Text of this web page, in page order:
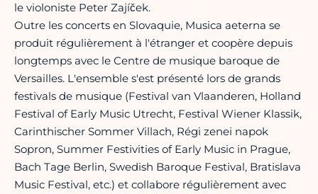
le violoniste Peter Zajíček.
Outre les concerts en Slovaquie, Musica aeterna se
produit régulièrement à l'étranger et coopère depuis
longtemps avec le Centre de musique baroque de
Versailles. L'ensemble s'est présenté lors de grands
festivals de musique (Festival van Vlaanderen, Holland
Festival of Early Music Utrecht, Festival Wiener Klassik,
Carinthischer Sommer Villach, Régi zenei napok
Sopron, Summer Festivities of Early Music in Prague,
Bach Tage Berlin, Swedish Baroque Festival, Bratislava
Music Festival, etc.) et collabore régulièrement avec